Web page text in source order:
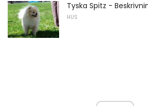
Tyska Spitz -
HUS